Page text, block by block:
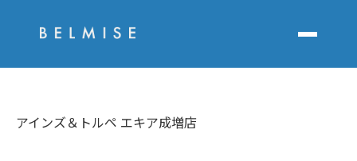
アインズ＆トルペ エキア成増店